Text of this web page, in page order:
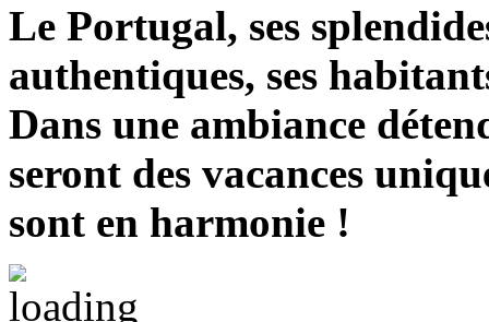
Le Portugal, ses
authentiques, ses
Dans une ambiance
seront des vacances
sont en harmonie !